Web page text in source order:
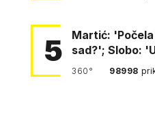
5
Martić:
sad?'; Slobo:
360° 98998